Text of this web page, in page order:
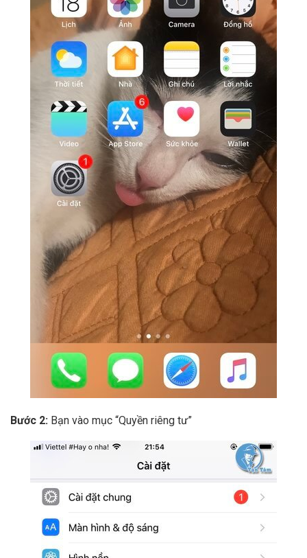
Bước 2: Bạn vào mục “Quyền riêng tư”